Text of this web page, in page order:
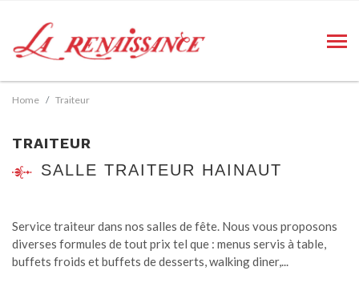
Home Traiteur
TRAITEUR
SALLE TRAITEUR HAINAUT
Service traiteur dans nos salles de fête. Nous vous proposons
diverses formules de tout prix tel que : menus servis à table,
buffets froids et buffets de desserts, walking diner,...